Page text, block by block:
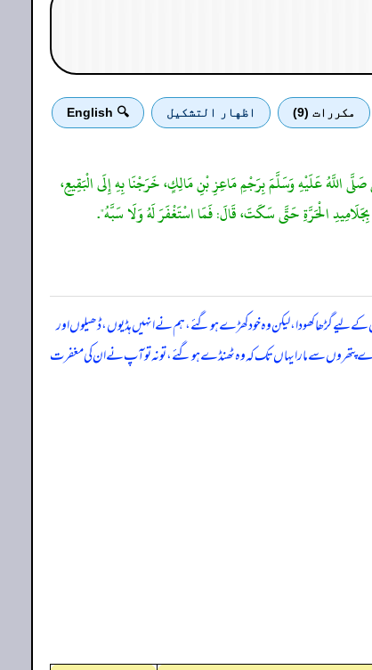
مكررات (9) اظهار التشكيل 🔍 English
صَلَّى اللَّهُ عَلَيْهِ وَسَلَّمَ بِرَجْمِ مَاعِزِ بْنِ مَالِكٍ، خَرَجْنَا بِهِ إِلَى الْبَقِيعِ،
بِجَلَامِيدِ الْحَرَّةِ حَتَّى سَكَتَ، قَالَ: فَمَا اسْتَغْفَرَ لَهُ وَلَا سَبَّهُ".
کے لیے گڑھا کھودا، لیکن وہ خود کھڑے ہو گئے، ہم نے انہیں ہڈیوں، ڈھیلوں اور
پتھروں سے مارا یہاں تک کہ وہ ٹھنڈے ہو گئے، تو نہ تو آپ نے ان کی مغفرت